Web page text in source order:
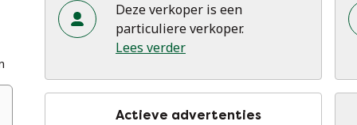
Deze verkoper is een
particuliere verkoper.
Lees verder
Actieve advertenties